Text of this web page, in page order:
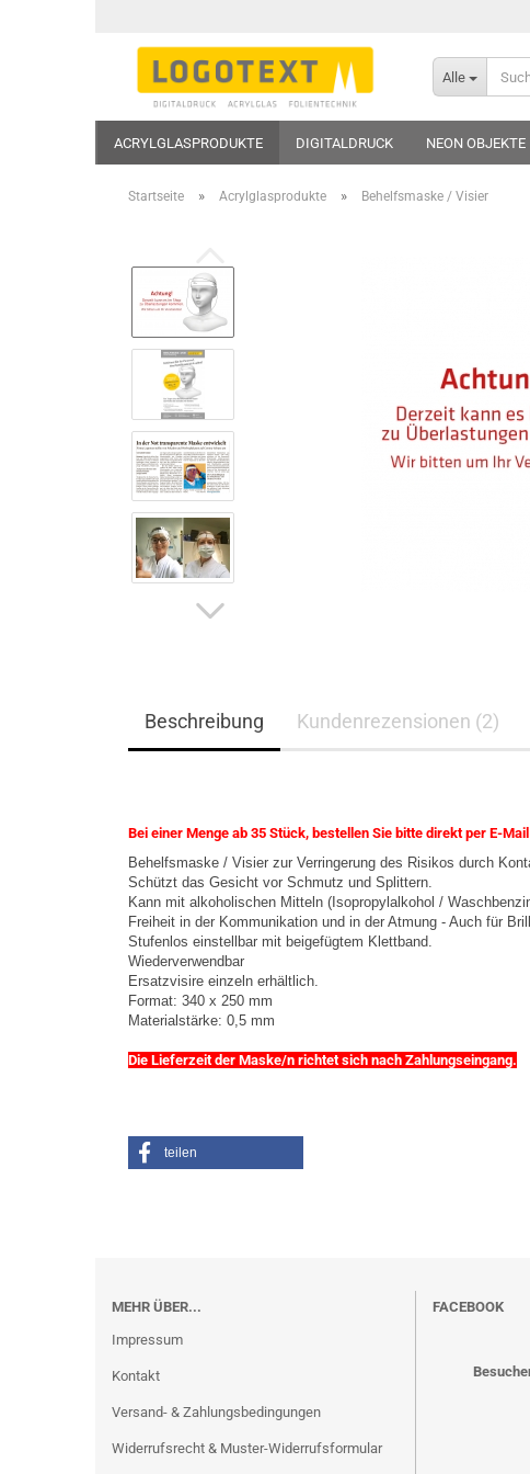
Alle
ACRYLGLASPRODUKTE DIGITALDRUCK NEON OBJEKTE
Startseite » Acrylglasprodukte » Behelfsmaske / Visier
Beschreibung Kundenrezensionen (2)
Bei einer Menge ab 35 Stück, bestellen Sie bitte direkt per E-
Behelfsmaske / Visier zur Verringerung des Risikos durch
Schützt das Gesicht vor Schmutz und Splittern.
Kann mit alkoholischen Mitteln (Isopropylalkohol /
Freiheit in der Kommunikation und in der Atmung - Auch für
Stufenlos einstellbar mit beigefügtem Klettband.
Wiederverwendbar
Ersatzvisire einzeln erhältlich.
Format: 340 x 250 mm
Materialstärke: 0,5 mm
Die Lieferzeit der Maske/n richtet sich nach Zahlungseingang.
teilen
MEHR ÜBER...
Impressum
Kontakt
Versand- & Zahlungsbedingungen
Widerrufsrecht & Muster-Widerrufsformular
FACEBOOK